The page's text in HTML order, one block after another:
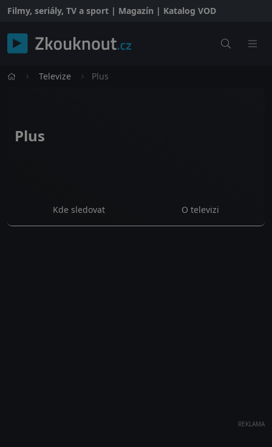
Filmy, seriály, TV a sport | Magazín | Katalog VOD
Televize Plus
Plus
Kde sledovat O televizi
REKLAMA